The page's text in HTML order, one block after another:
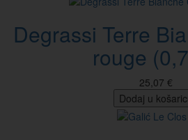
Degrassi Terre
rouge
25,07 €
Dodaj u